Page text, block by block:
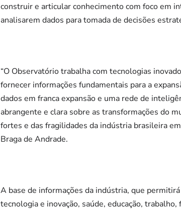
construir e articular conhecimento com foco em
analisarem dados para tomada de decisões
“O Observatório trabalha com tecnologias
fornecer informações fundamentais para a
dados em franca expansão e uma rede de
abrangente e clara sobre as transformações do
fortes e das fragilidades da indústria brasileira
Braga de Andrade.
A base de informações da indústria, que
tecnologia e inovação, saúde, educação,